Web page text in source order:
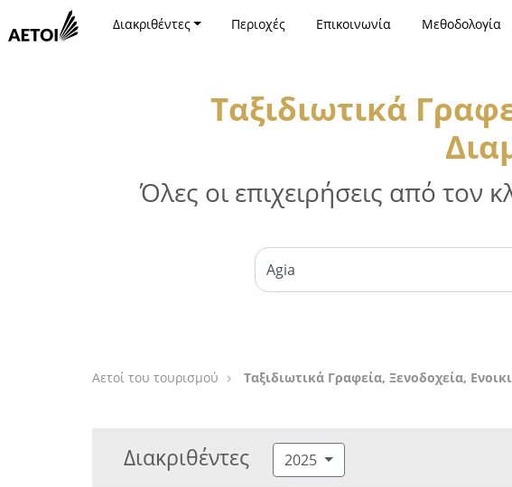
Διακριθέντες Περιοχές Επικοινωνία Μεθοδολογία
Ταξιδιωτικά
Όλες οι επιχειρήσεις από τον
Αετοί του τουρισμού Ταξιδιωτικά Γραφεία, Ξενοδοχεία,
Διακριθέντες 2025